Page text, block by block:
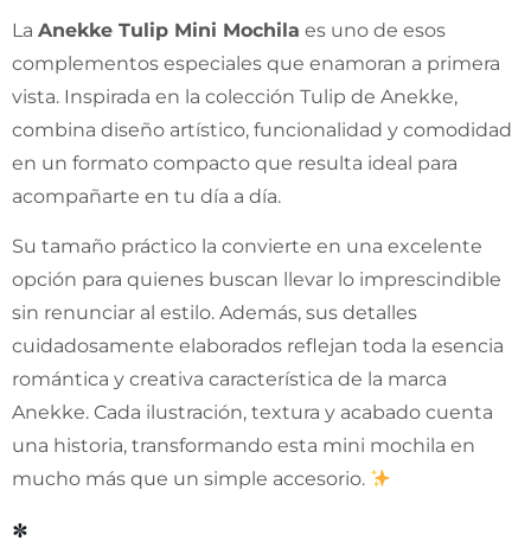
La Anekke Tulip Mini Mochila es uno de esos
complementos especiales que enamoran a primera
vista. Inspirada en la colección Tulip de Anekke,
combina diseño artístico, funcionalidad y comodidad
en un formato compacto que resulta ideal para
acompañarte en tu día a día.
Su tamaño práctico la convierte en una excelente
opción para quienes buscan llevar lo imprescindible
sin renunciar al estilo. Además, sus detalles
cuidadosamente elaborados reflejan toda la esencia
romántica y creativa característica de la marca
Anekke. Cada ilustración, textura y acabado cuenta
una historia, transformando esta mini mochila en
mucho más que un simple accesorio.